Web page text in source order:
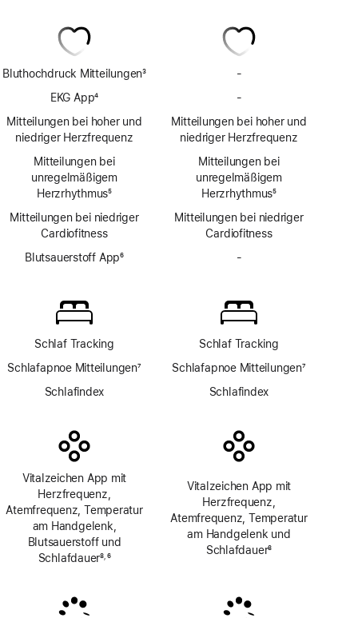
Bluthochdruck Mitteilungen3
EKG App4
Mitteilungen bei hoher und
niedriger Herzfrequenz
Mitteilungen bei
unregelmäßigem
Herzrhythmus5
Mitteilungen bei niedriger
Cardio­fitness
Blutsauerstoff App6
Schlaf Tracking
Schlafapnoe Mitteilungen7
Schlafindex
Vitalzeichen App mit
Herzfrequenz,
Atemfrequenz, Temperatur
am Handgelenk,
Blutsauerstoff und
Schlafdauer8, 6
-
teilungen
-
App
Mitteilungen bei hoher und
niedriger Herzfrequenz
Mitteilungen bei
unregelmäßigem
Herzrhythmus5
Mitteilungen bei niedriger
Cardio­fitness
-
Schlaf Tracking
Schlafapnoe Mitteilungen7
Schlafindex
Vitalzeichen App mit
Herzfrequenz,
Atemfrequenz, Temperatur
am Handgelenk und
Schlafdauer8